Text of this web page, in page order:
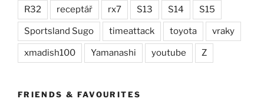
R32 receptář rx7 S13 S14 S15
Sportsland Sugo timeattack toyota vraky
xmadish100 Yamanashi youtube Z
FRIENDS & FAVOURITES